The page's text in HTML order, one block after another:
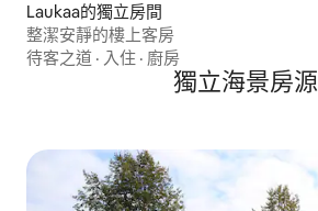
Laukaa的獨立房間
整潔安靜的樓上客房
待客之道 · 入住 · 廚房
獨立海景房源